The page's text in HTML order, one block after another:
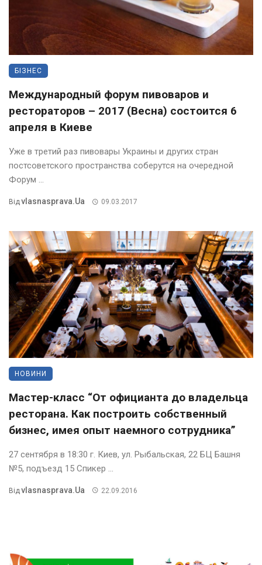
БІЗНЕС
Международный форум пивоваров и
рестораторов – 2017 (Весна) состоится 6
апреля в Киеве
Уже в третий раз пивовары Украины и других стран
постсоветского пространства соберутся на очередной
Форум ...
ВідVlasnasprava.ua 09.03.2017
НОВИНИ
Мастер-класс “От официанта до владельца
ресторана. Как построить собственный
бизнес, имея опыт наемного сотрудника”
27 сентября в 18:30 г. Киев, ул. Рыбальская, 22 БЦ Башня
№5, подъезд 15 Спикер ...
Від Vlasnasprava.ua 22.09.2016